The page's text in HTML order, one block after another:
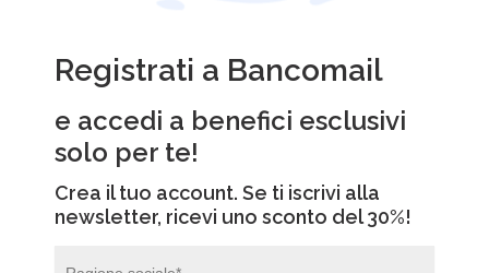
Registrati a Bancomail
e accedi a benefici esclusivi
solo per te!
Crea il tuo account. Se ti iscrivi alla
newsletter, ricevi uno sconto del 30%!